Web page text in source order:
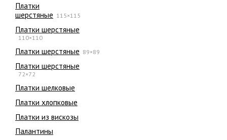
Платки
шерстяные 115×115
Платки шерстяные
110×110
Платки шерстяные 89×89
Платки шерстяные
72×72
Платки шелковые
Платки хлопковые
Платки из вискозы
Палантины